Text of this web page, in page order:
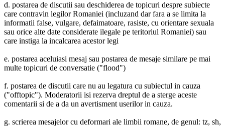
d. postarea de discutii sau deschiderea de topicuri despre subiecte
care contravin legilor Romaniei (incluzand dar fara a se limita la
informatii false, vulgare, defaimatoare, rasiste, cu orientare sexuala
sau orice alte date considerate ilegale pe teritoriul Romaniei) sau
care instiga la incalcarea acestor legi
e. postarea aceluiasi mesaj sau postarea de mesaje similare pe mai
multe topicuri de conversatie ("flood")
f. postarea de discutii care nu au legatura cu subiectul in cauza
("offtopic"). Moderatorii isi rezerva dreptul de a sterge aceste
comentarii si de a da un avertisment userilor in cauza.
g. scrierea mesajelor cu deformari ale limbii romane, de genul: tz, sh,